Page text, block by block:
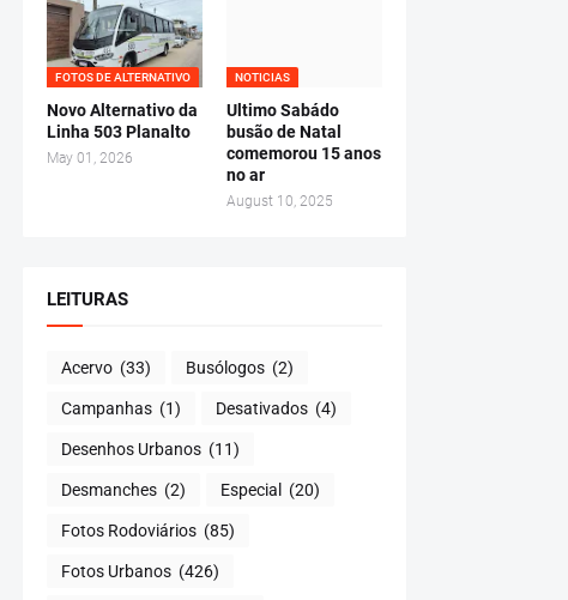
FOTOS DE ALTERNATIVO
Novo Alternativo da
Linha 503 Planalto
May 01, 2026
NOTICIAS
Ultimo Sabádo
busão de Natal
comemorou 15 anos
no ar
August 10, 2025
LEITURAS
Acervo (33) Busólogos (2)
Campanhas (1) Desativados (4)
Desenhos Urbanos (11)
Desmanches (2) Especial (20)
Fotos Rodoviários (85)
Fotos Urbanos (426)